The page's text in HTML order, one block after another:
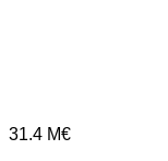
31.4 M€